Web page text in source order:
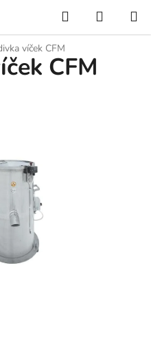
Hledat
KOŠÍK
víček CFM
CFM